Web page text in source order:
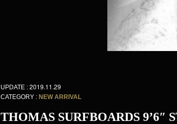
UPDATE : 2019.11.29
CATEGORY : NEW ARRIVAL
THOMAS SURFBOARDS 9’6″